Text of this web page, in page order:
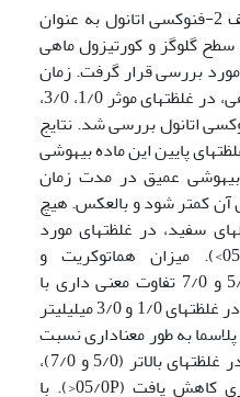
در این تحقیق اثر دوز­های مختلف 2-فنوکسی اتانول به عنوان
گلوگز و کورتیزول ماهی
مورد بررسی قرار گرفت. زمان
القای بیهوشی و ریکاوری این ماهی، در غلظت­های موثر 1/0، 3/0،
در لیتر2-فنوکسی اتانول بررسی شد. نتایج
پایین این ماده بیهوشی
تا بیهوشی عمیق در مدت زمان
آن کمتر شود و بالعکس. هیچ
سفید، در غلظت­های مورد
آزمایش مشاهده نشد (05/0P>). میزان هماتوکریت و
هموگلوبین خون در غلظت­های 5/0 و 7/0 تفاوت معنی داری با
گروه شاهد نداشتند (05/0P>). در غلظت­های 1/0 و 3/0 میلی­لیتر
به طور معناداری نسبت
به گروه شاهد افزایش یافت و در غلظت­های بالاتر (5/0 و 7/0)،
سطح کورتیزول به طور معناداری کاهش یافت (05/0P<). با